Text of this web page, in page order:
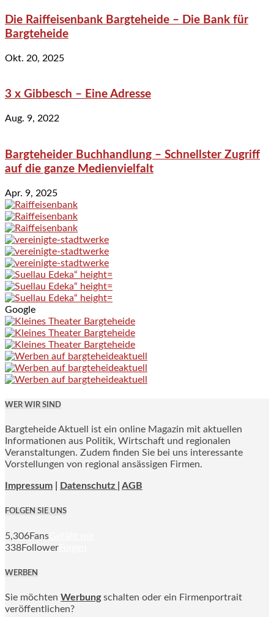
Die Raiffeisenbank Bargteheide – Die Bank für
Bargteheide
Okt. 20, 2025
3 x Gibbesch – Eine Adresse
Aug. 9, 2022
Bargteheider Buchhandlung – Schnellster Zugriff
auf die ganze Medienvielfalt
Apr. 9, 2025
Google
WER WIR SIND
Bargteheide Aktuell ist ein online Magazin mit aktuellen
Informationen aus Politik, Wirtschaft und regionalen
Veranstaltungen. Zudem finden Sie bei uns interessante
Vorstellungen von regional ansässigen Firmen.
Impressum Datenschutz | AGB
FOLGEN SIE UNS
5,306Fans
338Follower
WERBEN
Sie möchten Werbung schalten oder ein Firmenportrait
veröffentlichen?